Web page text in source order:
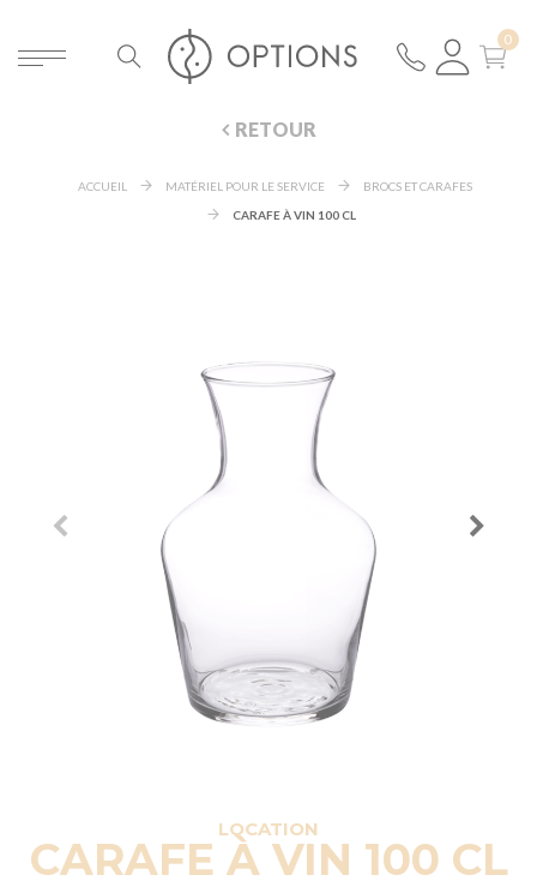
RETOUR
ACCUEIL MATÉRIEL POUR LE SERVICE
BROCS ET CARAFES
CARAFE À VIN 100 CL
LOCATION
CARAFE À VIN 100 CL